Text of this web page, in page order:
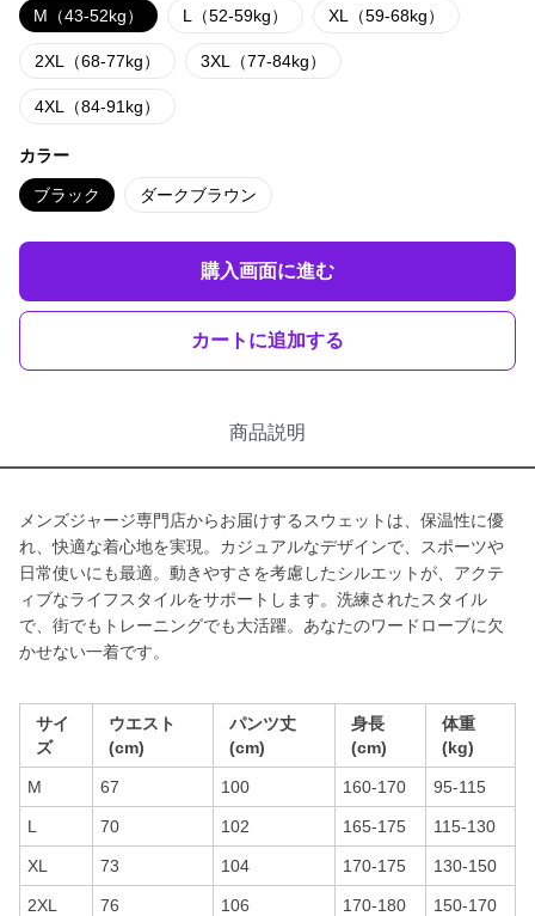
M（43-52kg） L（52-59kg） XL（59-68kg）
2XL（68-77kg） 3XL（77-84kg）
4XL（84-91kg）
カラー
ブラック ダークブラウン
購入画面に進む
カートに追加する
商品説明
メンズジャージ専門店からお届けするスウェットは、保温性に優
れ、快適な着心地を実現。カジュアルなデザインで、スポーツや
日常使いにも最適。動きやすさを考慮したシルエットが、アクテ
ィブなライフスタイルをサポートします。洗練されたスタイル
で、街でもトレーニングでも大活躍。あなたのワードローブに欠
かせない一着です。
サイ
ズ
ウエスト
(cm)
パンツ丈
(cm)
身長
(cm)
体重
(kg)
M 67 100 160-170 95-115
L 70 102 165-175 115-130
XL 73 104 170-175 130-150
2XL 76 106 170-180 150-170